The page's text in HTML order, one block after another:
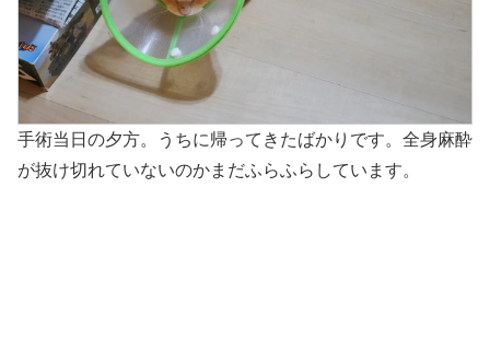
手術当日の夕方。うちに帰ってきたばかりです。全身麻酔
が抜け切れていないのかまだふらふらしています。